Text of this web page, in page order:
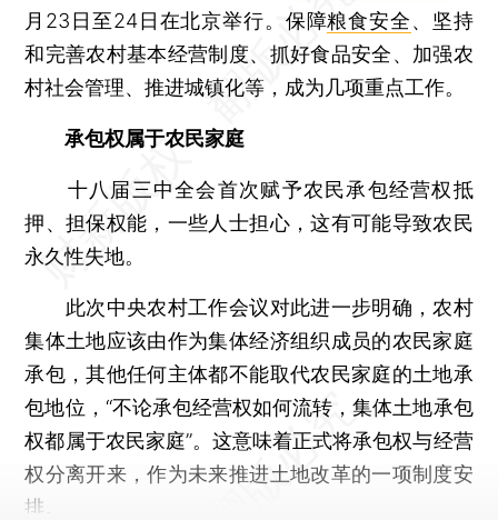
月23日至24日在北京举行。保障粮食安全、坚持
和完善农村基本经营制度、抓好食品安全、加强农
村社会管理、推进城镇化等，成为几项重点工作。
承包权属于农民家庭
十八届三中全会首次赋予农民承包经营权抵
押、担保权能，一些人士担心，这有可能导致农民
永久性失地。
此次中央农村工作会议对此进一步明确，农村
集体土地应该由作为集体经济组织成员的农民家庭
承包，其他任何主体都不能取代农民家庭的土地承
包地位，“不论承包经营权如何流转，集体土地承包
权都属于农民家庭”。这意味着正式将承包权与经营
权分离开来，作为未来推进土地改革的一项制度安
排。